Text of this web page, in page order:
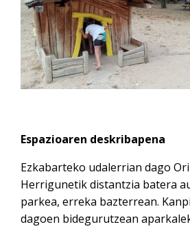
Espazioaren deskribapena
Ezkabarteko udalerrian dago
Herrigunetik distantzia batera
parkea, erreka bazterrean.
dagoen bidegurutzean